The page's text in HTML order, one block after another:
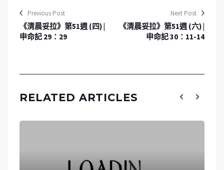
Previous Post
《清晨妥拉》第51週 (四) |
申命記 29：29
Next Post
《清晨妥拉》第51週 (六) |
申命記 30：11-14
RELATED ARTICLES